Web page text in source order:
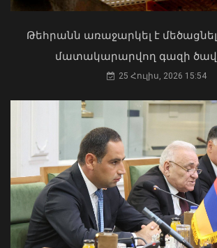
Բուլղարիայի ԱԳՆ-ն շնորհավորել է
Արարատ Միրզոյանին
05 Օգոստոս, 2026 22:13
և պետք է կառավարվի ՀՀ
Բաբաջանյան
31 Հուլիս, 2026 12:08
Թեհրանն առաջարկել է
մատակարարվող գազի
25 Հուլիս, 2026 15:54